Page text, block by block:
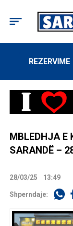
REZERVIME
MBLEDHJA E
SARANDË –
28/03/25 13:49
Shperndaje: